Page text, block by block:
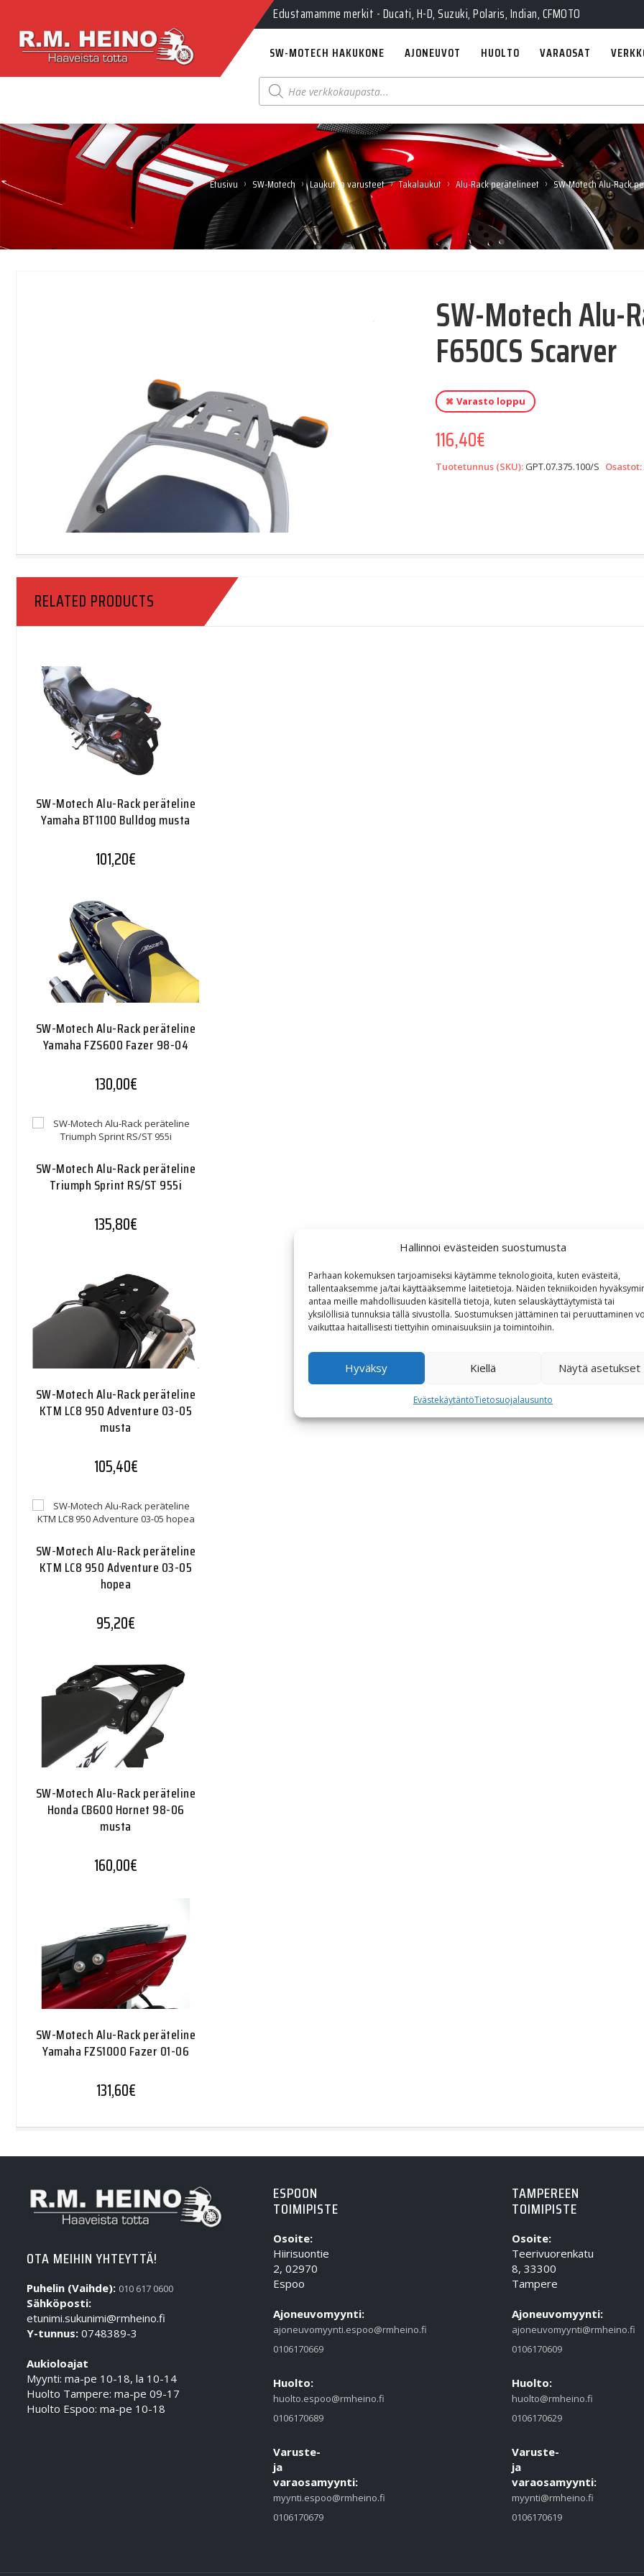
Hallinnoi evästeiden suostumusta
Parhaan kokemuksen tarjoamiseksi käytämme teknologioita, kuten evästeitä,
tallentaaksemme ja/tai käyttääksemme laitetietoja. Näiden tekniikoiden
antaa meille mahdollisuuden käsitellä tietoja, kuten selauskäyttäytymistä tai
yksilöllisiä tunnuksia tällä sivustolla. Suostumuksen jättäminen tai peruuttaminen
vaikuttaa haitallisesti tiettyihin ominaisuuksiin ja toimintoihin.
Hyväksy Kiellä Näytä asetukset
EvästekäytäntöTietosuojalausunto
Edustamamme merkit - Ducati, H-D, Suzuki, Polaris, Indian, CFMOTO
SW-MOTECH HAKUKONE AJONEUVOT HUOLTO VARAOSAT
Products
search
Etusivu › SW-Motech › Laukut ja varusteet › Takalaukut › Alu-Rack perätelineet › SW-Motech Alu-Rack
SW-Motech Alu-
F650CS Scarver
Varasto loppu
116,40€
Tuotetunnus (SKU):GPT.07.375.100/S Osastot:
RELATED PRODUCTS
SW-Motech Alu-Rack peräteline
Yamaha BT1100 Bulldog musta
101,20€
SW-Motech Alu-Rack peräteline
Yamaha FZS600 Fazer 98-04
130,00€
SW-Motech Alu-Rack peräteline
Triumph Sprint RS/ST 955i
135,80€
SW-Motech Alu-Rack peräteline
KTM LC8 950 Adventure 03-05
musta
105,40€
SW-Motech Alu-Rack peräteline
KTM LC8 950 Adventure 03-05
hopea
95,20€
SW-Motech Alu-Rack peräteline
Honda CB600 Hornet 98-06
musta
160,00€
SW-Motech Alu-Rack peräteline
Yamaha FZS1000 Fazer 01-06
131,60€
OTA MEIHIN YHTEYTTÄ!
Puhelin (Vaihde): 010 617 0600
Sähköposti:
etunimi.sukunimi@rmheino.fi
Y-tunnus: 0748389-3
Aukioloajat
Myynti: ma-pe 10-18, la 10-14
Huolto Tampere: ma-pe 09-17
Huolto Espoo: ma-pe 10-18
ESPOON
TOIMIPISTE
Osoite:
Hiirisuontie
2, 02970
Espoo
Ajoneuvomyynti:
ajoneuvomyynti.espoo@rmheino.fi
0106170669
Huolto:
huolto.espoo@rmheino.fi
0106170689
Varuste-
ja
varaosamyynti:
myynti.espoo@rmheino.fi
0106170679
TAMPEREEN
TOIMIPISTE
Osoite:
Teerivuorenkatu
8, 33300
Tampere
Ajoneuvomyynti:
ajoneuvomyynti@rmheino.fi
0106170609
Huolto:
huolto@rmheino.fi
0106170629
Varuste-
ja
varaosamyynti:
myynti@rmheino.fi
0106170619